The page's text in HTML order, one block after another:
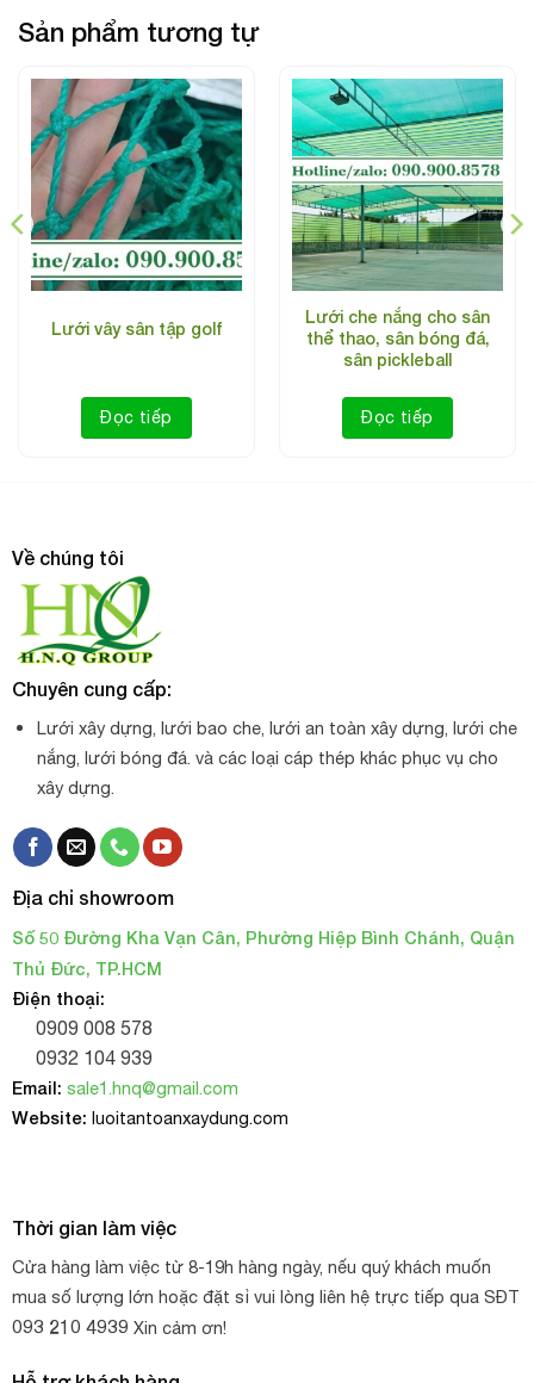
+ Màu: Xanh ngọc
Lưới vây sân bóng 4mm rất bền và chắc chắn, màu sắc
sáng làm tăng độ thẩm mỹ cho sân bóng của bạn. Sản
phẩm được dệt bằng máy, Nút thắt ép nhiệt chắc chắn,
lưới căng lên sân ô vuông không bị chạy mắt lưới.
Lưới vây sân bóng 4mm, màu xanh ngọc
Địa chỉ mua lưới vây sân bóng 4mm giá tốt tại TPHCM
Tìm được địa chỉ mua lưới vây sân bóng giá tốt giúp khách
hàng tiết kiệm kinh phí khi triển khai các dự án sân bóng,
sân thể thao, các đại lý lưới tìm được đơn vị uy tín báo giá
tốt mang lại lợi nhuận.
công ty phân phối lưới vây sân bóng nhập hàng trực tiếp từ
đơn vị sản xuất, hàng cam kết giá tốt nhất thị trường.
Thông tin liên hệ
Công ty TNHH TM DV H.N.Q
Địa chỉ: 50 Kha Vạn Cân, khu phố 38, phường Hiệp Bình,
Website:https://luoiantoanxaydung.com/
Sản phẩm tương tự
Lưới vây sân tập golf
Đọc tiếp
Lưới che nắng cho sân
thể thao, sân bóng đá,
sân pickleball
Đọc tiếp
Về chúng tôi
Chuyên cung cấp:
Lưới xây dựng, lưới bao che, lưới an toàn xây dựng, lưới che
nắng, lưới bóng đá. và các loại cáp thép khác phục vụ cho
xây dựng.
Địa chỉ showroom
Số 50 Đường Kha Vạn Cân, Phường Hiệp Bình Chánh, Quận
Thủ Đức, TP.HCM
Điện thoại:
0909 008 578
0932 104 939
Email: sale1.hnq@gmail.com
Website: luoitantoanxaydung.com
Thời gian làm việc
Cửa hàng làm việc từ 8-19h hàng ngày, nếu quý khách muốn
mua số lượng lớn hoặc đặt sỉ vui lòng liên hệ trực tiếp qua SĐT
093 210 4939 Xin cảm ơn!